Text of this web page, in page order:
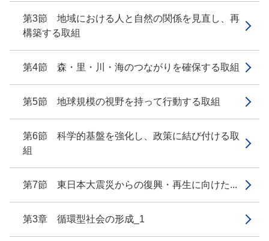
第3節 地域における人と自然の関係を見直し、再
構築する取組
第4節 森・里・川・海のつながりを確保する取組
第5節 地球規模の視野を持って行動する取組
第6節 科学的基盤を強化し、政策に結び付ける取
組
第7節 東日本大震災からの復興・再生に向けた...
第3章 循環型社会の形成_1